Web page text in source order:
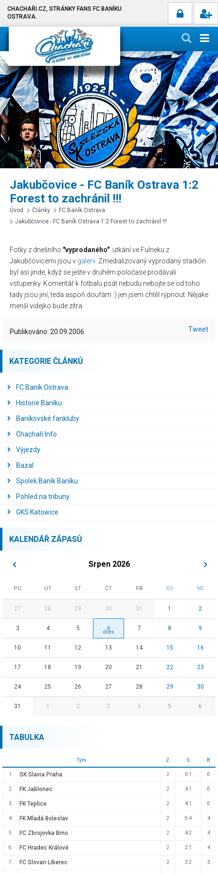
CHACHAŘI.CZ, STRÁNKY FANS FC BANÍKU
OSTRAVA.
Jakubčovice - FC Baník Ostrava 1:2
Forest to zachránil !!!
Úvod Články
FC Baník Ostrava
Jakubčovice - FC Baník Ostrava 1:2 Forest to zachránil !!!
Fotky z dnešního "vyprodaného" utkání ve Fulneku z
Jakubčovicemi jsou v galerii . Zmedializovaný vyprodaný stadión
byl asi jinde, když se ješte v druhém poločase prodávali
vstupenky. Komentář k fotbalu psát nebudu nebojte se od toho
tady jsou jiní, teda aspoň doufám :) jen jsem chtěl rýpnout. Nějake
menší videjko bude zítra.
Publikováno: 20.09.2006 Tweet
KATEGORIE ČLÁNKŮ
FC Baník Ostrava
Historie Baníku
Baníkovské fankluby
Chachaři Info
Výjezdy
Bazal
Spolek Baník Baníku
Pohled na tribuny
GKS Katowice
KALENDÁŘ ZÁPASŮ
Srpen 2026
PO ÚT ST ČT PÁ SO NE
27 28 29 30 31 1 2
3 4 5 6 7 8 9
10 11 12 13 14 15 16
17 18 19 20 21 22 23
24 25 26 27 28 29 30
31 1 2 3 4 5 6
TABULKA
Tým Z S B
1. SK Slavia Praha 2 9:1 6
2. FK Jablonec 2 4:1 6
3. FK Teplice 2 4:1 6
4. FK Mladá Boleslav 2 6:4 4
5. FC Zbrojovka Brno 2 4:2 4
6. FC Hradec Králové 2 2:1 4
7. FC Slovan Liberec 2 3:2 3